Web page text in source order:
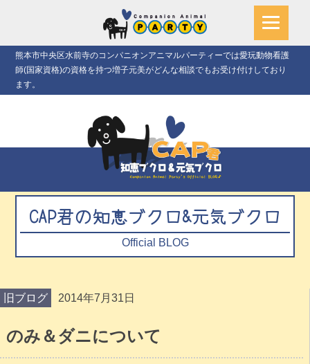
熊本市中央区水前寺のコンパニオンアニマルパーティーでは愛玩動物看護
師(国家資格)の資格を持つ増子元美がどんな相談でもお受け付けしており
ます。
CAP君の知恵ブクロ&元気ブクロ
Official BLOG
旧ブログ 2014年7月31日
のみ＆ダニについて